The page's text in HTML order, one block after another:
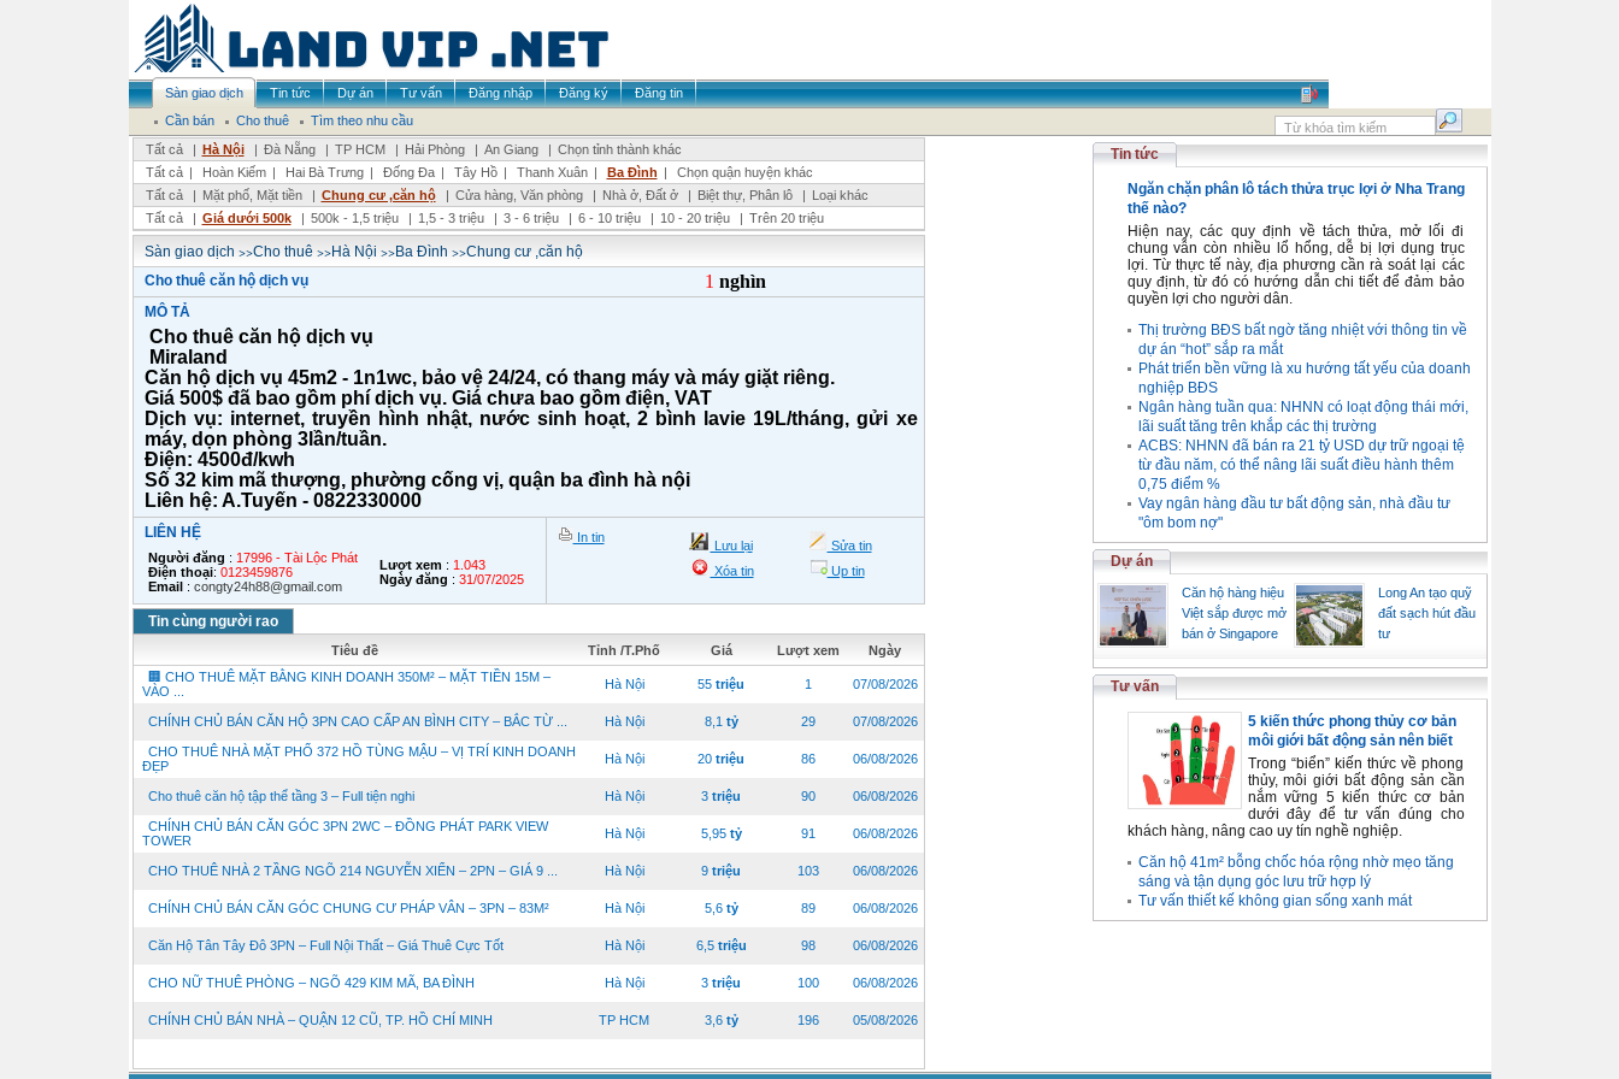
Sàn giao dịch Tin tức Dự án Tư vấn Đăng nhập Đăng ký
Đăng tin
Cần bán
Cho thuê
Tìm theo nhu cầu
Tất cả
| Hà Nội | Đà Nẵng | TP HCM | Hải Phòng | An Giang | Chọn tỉnh thành khác
Tất cả | Hoàn Kiếm | Hai Bà Trưng | Đống Đa | Tây Hồ | Thanh Xuân | Ba Đình |
Chọn quận huyện khác
Tất cả
| Mặt phố, Mặt tiền | Chung cư ,căn hộ | Cửa hàng, Văn phòng | Nhà ở, Đất ở | Biệt thự, Phân lô | Loại khác
Tất cả
| Giá dưới 500k | 500k - 1,5 triệu | 1,5 - 3 triệu | 3 - 6 triệu | 6 - 10 triệu | 10 - 20 triệu | Trên 20 triệu
Sàn giao dịch >>Cho thuê>>Hà Nội >>Ba Đình >>Chung cư ,căn hộ
Cho thuê căn hộ dịch vụ
1 nghìn
MÔ TẢ
Cho thuê căn hộ dịch vụ
Miraland
Căn hộ dịch vụ 45m2 - 1n1wc, bảo vệ 24/24, có thang máy và máy giặt riêng.
Giá 500$ đã bao gồm phí dịch vụ. Giá chưa bao gồm điện, VAT
Dịch vụ: internet, truyền hình nhật, nước sinh hoạt, 2 bình lavie 19L/tháng, gửi xe
máy, dọn phòng 3lần/tuần.
Điện: 4500đ/kwh
Số 32 kim mã thượng, phường cống vị, quận ba đình hà nội
Liên hệ: A.Tuyến - 0822330000
LIÊN HỆ
Người đăng : 17996 - Tài Lộc Phát
Điện thoại: 0123459876
Email: congty24h88@gmail.com
Lượt xem: 1.043
Ngày đăng : 31/07/2025
In tin
Lưu lại
Sửa tin
Xóa tin
Up tin
Tin cùng người rao
Tiêu đề Tỉnh /T.Phố Giá Lượt xem
Ngày
🏢 CHO THUÊ MẶT BẰNG KINH DOANH 350M² – MẶT TIỀN 15M –
VÀO ...
Hà Nội 55 triệu 1 07/08/2026
CHÍNH CHỦ BÁN CĂN HỘ 3PN CAO CẤP AN BÌNH CITY – BẮC TỪ ... Hà Nội 8,1 tỷ 29 07/08/2026
CHO THUÊ NHÀ MẶT PHỐ 372 HỒ TÙNG MẬU – VỊ TRÍ KINH DOANH
ĐẸP
Hà Nội 20 triệu 86 06/08/2026
Cho thuê căn hộ tập thể tầng 3 – Full tiện nghi Hà Nội 3 triệu 90 06/08/2026
CHÍNH CHỦ BÁN CĂN GÓC 3PN 2WC – ĐỒNG PHÁT PARK VIEW
TOWER
Hà Nội 5,95 tỷ 91 06/08/2026
CHO THUÊ NHÀ 2 TẦNG NGÕ 214 NGUYỄN XIỂN – 2PN – GIÁ 9 ... Hà Nội 9 triệu 103 06/08/2026
CHÍNH CHỦ BÁN CĂN GÓC CHUNG CƯ PHÁP VÂN – 3PN – 83M² Hà Nội 5,6 tỷ 89 06/08/2026
Căn Hộ Tân Tây Đô 3PN – Full Nội Thất – Giá Thuê Cực Tốt Hà Nội 6,5 triệu 98 06/08/2026
CHO NỮ THUÊ PHÒNG – NGÕ 429 KIM MÃ, BA ĐÌNH Hà Nội 3 triệu 100 06/08/2026
CHÍNH CHỦ BÁN NHÀ – QUẬN 12 CŨ, TP. HỒ CHÍ MINH TP HCM 3,6 tỷ 196 05/08/2026
Tin tức
Ngăn chặn phân lô tách thửa trục lợi ở Nha Trang
thế nào?
Hiện nay, các quy định về tách thửa, mở lối đi
chung vẫn còn nhiều lổ hổng, dễ bị lợi dụng trục
lợi. Từ thực tế này, địa phương cần rà soát lại các
quy định, từ đó có hướng dẫn chi tiết để đảm bảo
quyền lợi cho người dân.
Thị trường BĐS bất ngờ tăng nhiệt với thông tin về
dự án “hot” sắp ra mắt
Phát triển bền vững là xu hướng tất yếu của doanh
nghiệp BĐS
Ngân hàng tuần qua: NHNN có loạt động thái mới,
lãi suất tăng trên khắp các thị trường
ACBS: NHNN đã bán ra 21 tỷ USD dự trữ ngoại tệ
từ đầu năm, có thể nâng lãi suất điều hành thêm
0,75 điểm %
Vay ngân hàng đầu tư bất động sản, nhà đầu tư
"ôm bom nợ"
Dự án
Căn hộ hàng hiệu
Việt sắp được mở
bán ở Singapore
Long An tạo quỹ
đất sạch hút đầu
tư
Tư vấn
5 kiến thức phong thủy cơ bản
môi giới bất động sản nên biết
Trong “biển” kiến thức về phong
thủy, môi giới bất động sản cần
nắm vững 5 kiến thức cơ bản
dưới đây để tư vấn đúng cho
khách hàng, nâng cao uy tín nghề nghiệp.
Căn hộ 41m² bỗng chốc hóa rộng nhờ mẹo tăng
sáng và tận dụng góc lưu trữ hợp lý
Tư vấn thiết kế không gian sống xanh mát